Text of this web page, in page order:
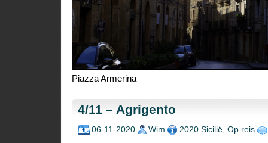
Piazza Armerina
4/11 – Agrigento
06-11-2020 Wim 2020 Sicilië Op reis